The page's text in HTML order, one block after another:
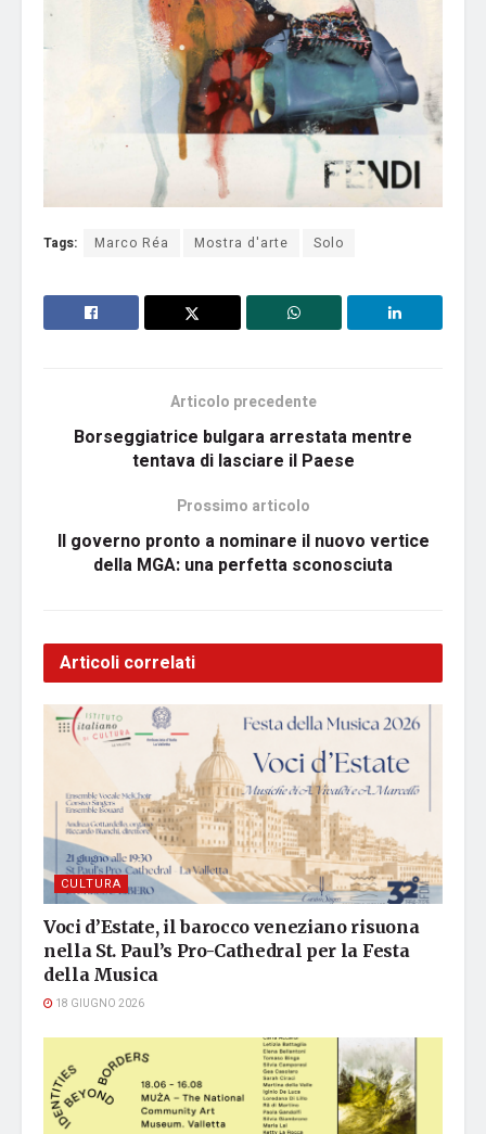
Tags: Marco Réa Mostra d'arte Solo
Articolo precedente
Borseggiatrice bulgara arrestata mentre
tentava di lasciare il Paese
Prossimo articolo
Il governo pronto a nominare il nuovo vertice
della MGA: una perfetta sconosciuta
Articoli correlati
CULTURA
Voci d’Estate, il barocco veneziano risuona
nella St. Paul’s Pro-Cathedral per la Festa
della Musica
18 GIUGNO 2026